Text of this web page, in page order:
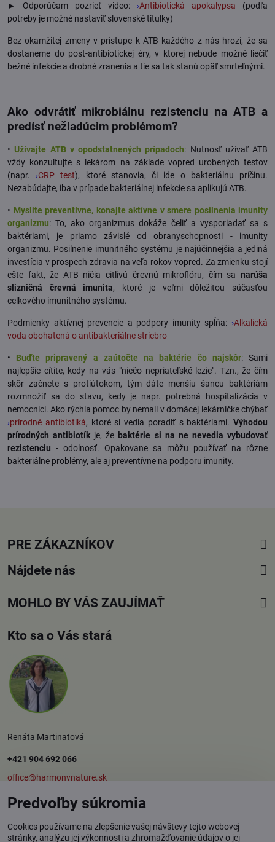
► Odporúčam pozrieť video: ›Antibiotická apokalypsa (podľa
potreby je možné nastaviť slovenské titulky)
Bez okamžitej zmeny v prístupe k ATB každého z nás hrozí, že sa
dostaneme do post-antibiotickej éry, v ktorej nebude možné liečiť
bežné infekcie a drobné zranenia a tie sa tak stanú opäť smrteľnými.
Ako odvrátiť mikrobiálnu rezistenciu na ATB a
predísť nežiadúcim problémom?
• Užívajte ATB v opodstatnených prípadoch: Nutnosť užívať ATB
vždy konzultujte s lekárom na základe vopred urobených testov
(napr. ›CRP test), ktoré stanovia, či ide o bakteriálnu príčinu.
Nezabúdajte, iba v prípade bakteriálnej infekcie sa aplikujú ATB.
• Myslite preventívne, konajte aktívne v smere posilnenia imunity
organizmu: To, ako organizmus dokáže čeliť a vysporiadať sa s
baktériami, je priamo závislé od obranyschopnosti - imunity
organizmu. Posilnenie imunitného systému je najúčinnejšia a jediná
investícia v prospech zdravia na veľa rokov vopred. Za zmienku stojí
ešte fakt, že ATB ničia citlivú črevnú mikroflóru, čím sa narúša
slizničná črevná imunita, ktoré je veľmi dôležitou súčasťou
celkového imunitného systému.
Podmienky aktívnej prevencie a podpory imunity spĺňa: ›Alkalická
voda obohatená o antibakteriálne striebro
• Buďte pripravený a zaútočte na baktérie čo najskôr: Sami
najlepšie cítite, kedy na vás "niečo nepriateľské lezie". Tzn., že čím
skôr začnete s protiútokom, tým dáte menšiu šancu baktériám
rozmnožiť sa do stavu, kedy je napr. potrebná hospitalizácia v
nemocnici. Ako rýchla pomoc by nemali v domácej lekárničke chýbať
›prírodné antibiotiká, ktoré si vedia poradiť s baktériami. Výhodou
prírodných antibiotíkje, že baktérie si na ne nevedia vybudovať
rezistenciu - odolnosť. Opakovane sa môžu používať na rôzne
bakteriálne problémy, ale aj preventívne na podporu imunity.
PRE ZÁKAZNÍKOV
Nájdete nás
MOHLO BY VÁS ZAUJÍMAŤ
Kto sa o Vás stará
Renáta Martinatová
+421 904 692 066
office@harmonynature.sk
O spoločnosti
Predvoľby súkromia
Cookies používame na zlepšenie vašej návštevy tejto webovej
stránky, analýzu jej výkonnosti a zhromažďovanie údajov o jej